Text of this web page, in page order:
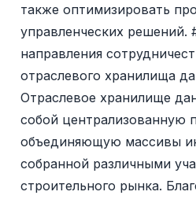
также оптимизировать
управленческих решений.
направления
отраслевого хранилища
Отраслевое хранилище
собой централизованную
объединяющую массивы
собранной различными
строительного рынка.